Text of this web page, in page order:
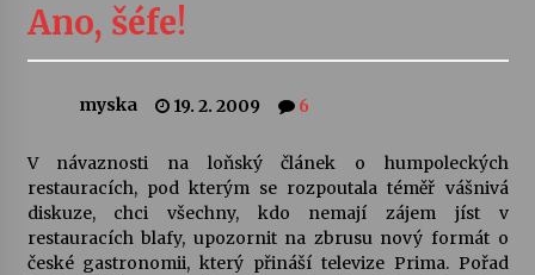
10. 8. 2026
Letní koncerty ve Stromovce: Ars Camerata a
Sukuba Ensemble
Vernisáž výstavy Josefíny Duškové: Stávám se
kapkou
30. 7. 2026
Ano, šéfe!
myska 19. 2. 2009 6
V návaznosti na loňský článek o humpoleckých
restauracích, pod kterým se rozpoutala téměř vášnivá
diskuze, chci všechny, kdo nemají zájem jíst v
restauracích blafy, upozornit na zbrusu nový formát o
české gastronomii, který přináší televize Prima. Pořad